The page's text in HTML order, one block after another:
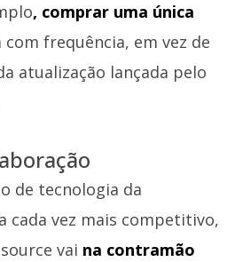
, comprar uma única
com frequência, em vez de
atualização lançada pelo
de tecnologia da
cada vez mais competitivo,
vai na contramão